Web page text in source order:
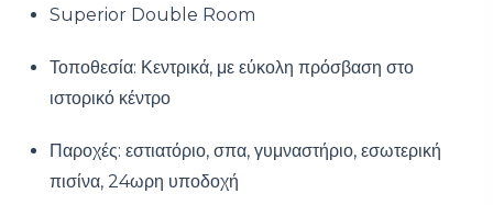
Superior Double Room
Τοποθεσία: Κεντρικά, με εύκολη πρόσβαση στο
ιστορικό κέντρο
Παροχές: εστιατόριο, σπα, γυμναστήριο, εσωτερική
πισίνα, 24ωρη υποδοχή